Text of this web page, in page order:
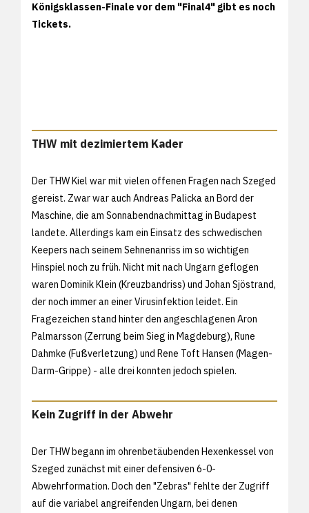
Königsklassen-Finale vor dem "Final4" gibt es noch
Tickets.
THW mit dezimiertem Kader
Der THW Kiel war mit vielen offenen Fragen nach Szeged
gereist. Zwar war auch Andreas Palicka an Bord der
Maschine, die am Sonnabendnachmittag in Budapest
landete. Allerdings kam ein Einsatz des schwedischen
Keepers nach seinem Sehnenanriss im so wichtigen
Hinspiel noch zu früh. Nicht mit nach Ungarn geflogen
waren Dominik Klein (Kreuzbandriss) und Johan Sjöstrand,
der noch immer an einer Virusinfektion leidet. Ein
Fragezeichen stand hinter den angeschlagenen Aron
Palmarsson (Zerrung beim Sieg in Magdeburg), Rune
Dahmke (Fußverletzung) und Rene Toft Hansen (Magen-
Darm-Grippe) - alle drei konnten jedoch spielen.
Kein Zugriff in der Abwehr
Der THW begann im ohrenbetäubenden Hexenkessel von
Szeged zunächst mit einer defensiven 6-0-
Abwehrformation. Doch den "Zebras" fehlte der Zugriff
auf die variabel angreifenden Ungarn, bei denen